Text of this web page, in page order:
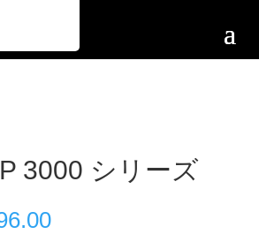
3000 シリーズ